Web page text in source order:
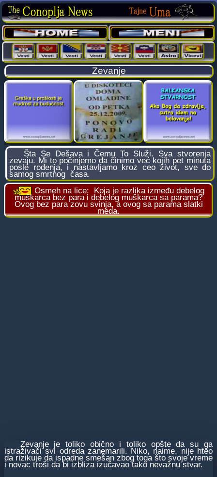
Zevanje
Šta Se Dešava i Čemu To Služi. Sva stvorenja
zevaju. Mi to počinjemo da činimo već kojih pet minuta
posle rođenja, i nastavljamo kroz ceo život, sve do
samog smrtnog časa.
Osmeh na lice: Koja je razlika između debelog
muškarca bez para i debelog muškarca sa parama?
Ovog bez para zovu svinja, a ovog sa parama slatki
meda.
Zevanje je toliko obično i toliko opšte da su ga
istraživači svi odreda zanemarili. Niko, naime, nije hteo
da rizikuje da ispadne smešan zbog toga što svoje vreme
i novac troši da bi izbliza izučavao tako nevažnu stvar.